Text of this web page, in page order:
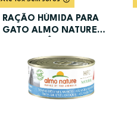
RAÇÃO HÚMIDA PARA
GATO ALMO NATURE